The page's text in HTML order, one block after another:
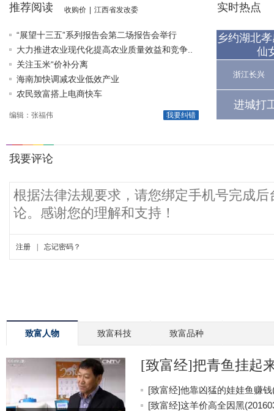
推荐阅读 收购价 江西省发改委
“展望十三五”系列报告会第二场报告会举行
大力推进农业现代化提高农业质量效益和竞争..
关注玉米“价补分离
海南加快调减农业低效产业
农民致富搭上电商快车
我要纠错
编辑：张福伟
实时热点
乡约湖北
仙
浙江长兴
进城打
致富人物 致富科技 致富品种
[致富经]把青鱼挂起
[致富经]他靠凶猛的娃娃鱼赚钱
[致富经]这羊价高全因黑